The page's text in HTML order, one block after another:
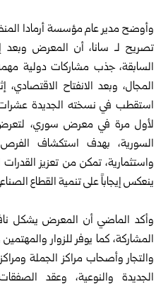
وأوضح مدير عام مؤسسة أرمادا
تصريح لـ سانا، أن المعرض وبعد
السابقة، جذب مشاركات دولية
المجال، وبعد الانفتاح الاقتصادي،
استقطب في نسخته الجديدة عشرات
لأول مرة في معرض سوري، لتعرض
السورية، بهدف استكشاف الفرص
واستثمارية، تمكن من تعزيز القدرات
ينعكس إيجاباً على تنمية القطاع
وأكد الماضي أن المعرض يشكل
المشاركة، كما يوفر للزوار
والتجار وأصحاب مراكز الجملة
الجديدة والنوعية، وعقد